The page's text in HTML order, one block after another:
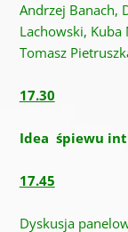
Andrzej Banach,
Lachowski, Kuba
Tomasz
17.30
Idea śpiewu
17.45
Dyskusja